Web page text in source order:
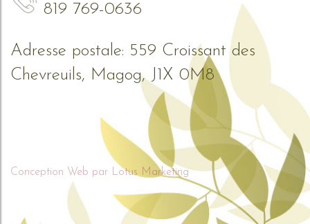
819 769-0636
Adresse postale: 559 Croissant des
Chevreuils, Magog, J1X 0M8
Conception Web par Lotus Marketing